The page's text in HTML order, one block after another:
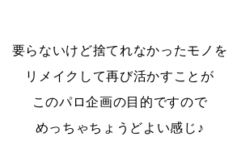
要らないけど捨てれなかったモノを
リメイクして再び活かすことが
このパロ企画の目的ですので
めっちゃちょうどよい感じ♪